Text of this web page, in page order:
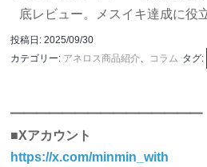
底レビュー。メスイキ達成に役
投稿日:2025/09/30
カテゴリー: アネロス商品紹介、 コラム タグ:
━━━━━━━━━━━━━━━
■Xアカウント
https://x.com/minmin_with